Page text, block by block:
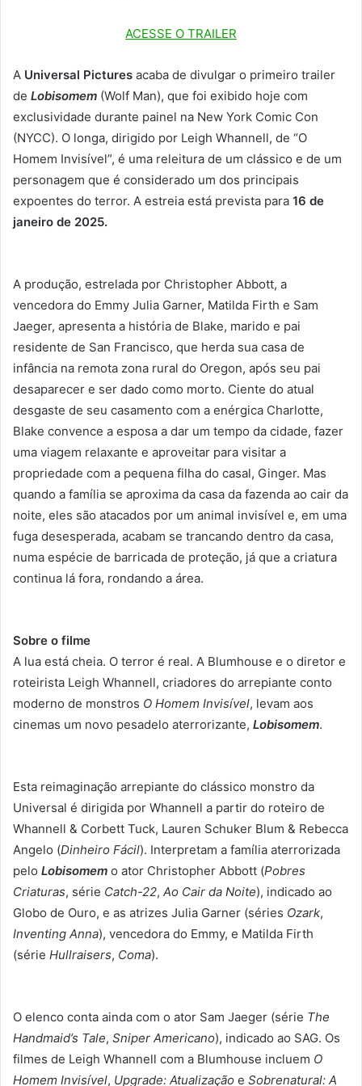
ACESSE O TRAILER
A Universal Pictures acaba de divulgar o primeiro trailer
de Lobisomem (Wolf Man), que foi exibido hoje com
exclusividade durante painel na New York Comic Con
(NYCC). O longa, dirigido por Leigh Whannell, de “O
Homem Invisível”, é uma releitura de um clássico e de um
personagem que é considerado um dos principais
expoentes do terror. A estreia está prevista para 16 de
janeiro de 2025.
A produção, estrelada por Christopher Abbott, a
vencedora do Emmy Julia Garner, Matilda Firth e Sam
Jaeger, apresenta a história de Blake, marido e pai
residente de San Francisco, que herda sua casa de
infância na remota zona rural do Oregon, após seu pai
desaparecer e ser dado como morto. Ciente do atual
desgaste de seu casamento com a enérgica Charlotte,
Blake convence a esposa a dar um tempo da cidade, fazer
uma viagem relaxante e aproveitar para visitar a
propriedade com a pequena filha do casal, Ginger. Mas
quando a família se aproxima da casa da fazenda ao cair da
noite, eles são atacados por um animal invisível e, em uma
fuga desesperada, acabam se trancando dentro da casa,
numa espécie de barricada de proteção, já que a criatura
continua lá fora, rondando a área.
Sobre o filme
A lua está cheia. O terror é real. A Blumhouse e o diretor e
roteirista Leigh Whannell, criadores do arrepiante conto
moderno de monstros O Homem Invisível, levam aos
cinemas um novo pesadelo aterrorizante, Lobisomem.
Esta reimaginação arrepiante do clássico monstro da
Universal é dirigida por Whannell a partir do roteiro de
Whannell & Corbett Tuck, Lauren Schuker Blum & Rebecca
Angelo (Dinheiro Fácil). Interpretam a família aterrorizada
pelo Lobisomem o ator Christopher Abbott (Pobres
Criaturas, série Catch-22, Ao Cair da Noite), indicado ao
Globo de Ouro, e as atrizes Julia Garner (séries Ozark,
Inventing Anna), vencedora do Emmy, e Matilda Firth
(série Hullraisers, Coma).
O elenco conta ainda com o ator Sam Jaeger (série The
Handmaid’s Tale, Sniper Americano), indicado ao SAG. Os
filmes de Leigh Whannell com a Blumhouse incluem O
Homem Invisível, Upgrade: Atualização e Sobrenatural: A